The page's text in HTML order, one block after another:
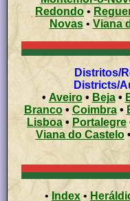
Redondo•
Novas•
Distritos/Regiões
Districts/
• Aveiro• Beja•
Branco• Coimbra•
Lisboa•Portalegre
Viana do Castelo•
• Index •